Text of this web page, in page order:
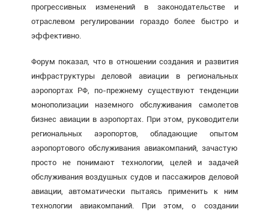
прогрессивных изменений в законодательстве и
отраслевом регулировании гораздо более быстро и
эффективно.
Форум показал, что в отношении создания и развития
инфраструктуры деловой авиации в региональных
аэропортах РФ, по-прежнему существуют тенденции
монополизации наземного обслуживания самолетов
бизнес авиации в аэропортах. При этом, руководители
региональных аэропортов, обладающие опытом
аэропортового обслуживания авиакомпаний, зачастую
просто не понимают технологии, целей и задачей
обслуживания воздушных судов и пассажиров деловой
авиации, автоматически пытаясь применить к ним
технологии авиакомпаний. При этом, о создании